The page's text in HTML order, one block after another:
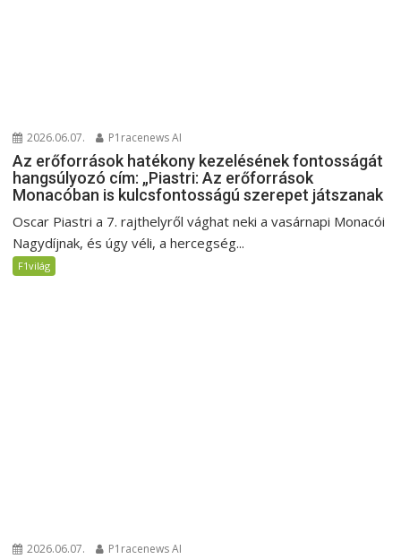
2026.06.07. P1racenews AI
Az erőforrások hatékony kezelésének fontosságát
hangsúlyozó cím: „Piastri: Az erőforrások
Monacóban is kulcsfontosságú szerepet játszanak
Oscar Piastri a 7. rajthelyről vághat neki a vasárnapi Monacói
Nagydíjnak, és úgy véli, a hercegség...
F1világ
2026.06.07. P1racenews AI